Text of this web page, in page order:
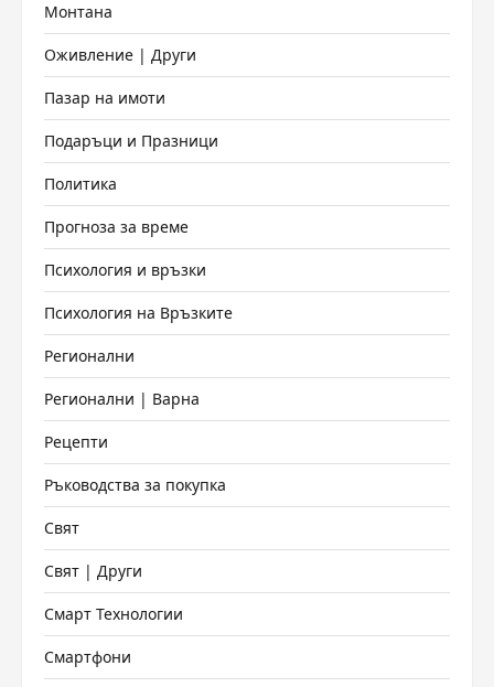
Монтана
Оживление | Други
Пазар на имоти
Подаръци и Празници
Политика
Прогноза за време
Психология и връзки
Психология на Връзките
Регионални
Регионални | Варна
Рецепти
Ръководства за покупка
Свят
Свят | Други
Смарт Технологии
Смартфони